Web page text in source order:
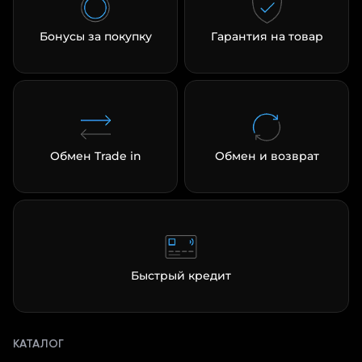
Бонусы за покупку Гарантия на товар
Обмен Trade in Обмен и возврат
Быстрый кредит
КАТАЛОГ